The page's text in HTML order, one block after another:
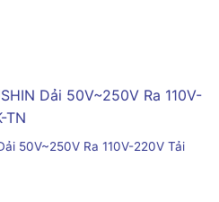
50V~250V Ra 110V-220V Tải